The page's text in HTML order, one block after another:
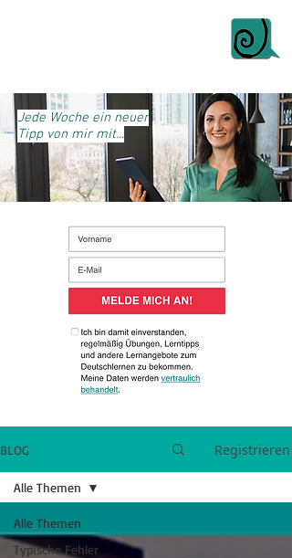
Jede Woche ein neuer
Tipp von mir mit...
BLOG Registrieren
Alle Themen
Typische Fehler
Alle Themen